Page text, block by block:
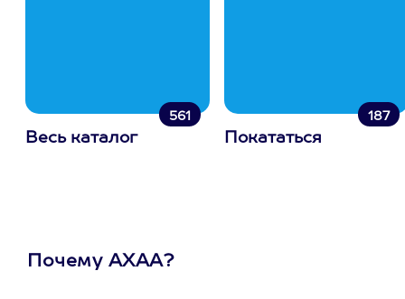
561
Весь каталог
187
Покататься
Почему АХАА?